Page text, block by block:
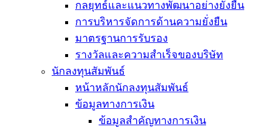
กลยุทธ์และแนวทางพัฒนาอย่างยั่งยืน
การบริหารจัดการด้านความยั่งยืน
มาตรฐานการรับรอง
รางวัลและความสำเร็จของบริษัท
นักลงทุนสัมพันธ์
หน้าหลักนักลงทุนสัมพันธ์
ข้อมูลทางการเงิน
ข้อมูลสำคัญทางการเงิน